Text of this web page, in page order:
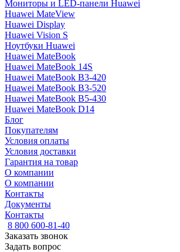
Мониторы и LED-панели Huawei
Huawei MateView
Huawei Display
Huawei Vision S
Ноутбуки Huawei
Huawei MateBook
Huawei MateBook 14S
Huawei MateBook B3-420
Huawei MateBook B3-520
Huawei MateBook B5-430
Huawei MateBook D14
Блог
Покупателям
Условия оплаты
Условия доставки
Гарантия на товар
О компании
О компании
Контакты
Документы
Контакты
8 800 600-81-40
Заказать звонок
Задать вопрос